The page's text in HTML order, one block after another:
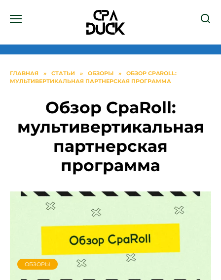
ГЛАВНАЯ » СТАТЬИ » ОБЗОРЫ »
ОБЗОР CPAROLL:
МУЛЬТИВЕРТИКАЛЬНАЯ ПАРТНЕРСКАЯ ПРОГРАММА
Обзор CpaRoll:
мультивертикальная
партнерская
программа
ОБЗОРЫ